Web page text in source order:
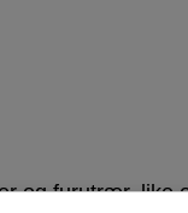
og furutrær, like